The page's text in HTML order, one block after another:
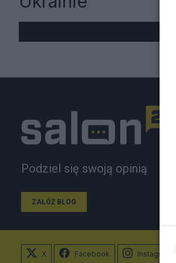
Podziel się swoją opinią
ZAŁÓŻ BLOG
X Facebook Instagram